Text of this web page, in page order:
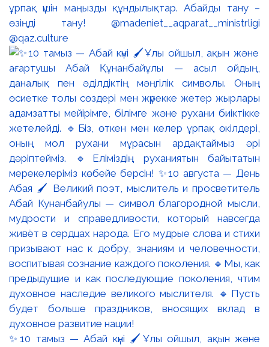
ұрпақ үшін маңызды құндылықтар. Абайды тану –
өзіңді тану! @madeniet__aqparat__ministrligi
@qaz.culture
✨10 тамыз — Абай күні 🖌️Ұлы ойшыл, ақын және